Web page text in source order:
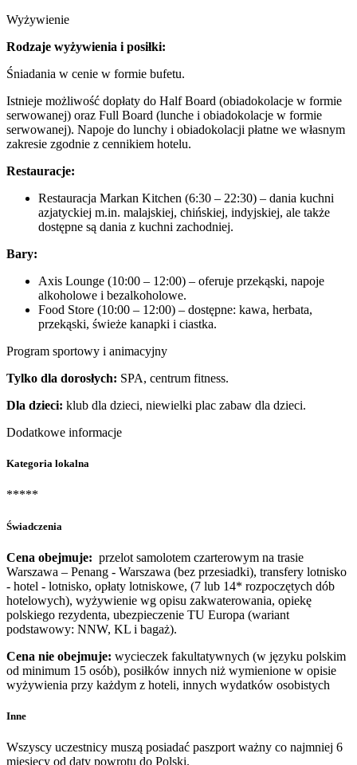
Wyżywienie
Rodzaje wyżywienia i posiłki:
Śniadania w cenie w formie bufetu.
Istnieje możliwość dopłaty do Half Board (obiadokolacje w formie
serwowanej) oraz Full Board (lunche i obiadokolacje w formie
serwowanej). Napoje do lunchy i obiadokolacji płatne we własnym
zakresie zgodnie z cennikiem hotelu.
Restauracje:
Restauracja Markan Kitchen (6:30 – 22:30) – dania kuchni
azjatyckiej m.in. malajskiej, chińskiej, indyjskiej, ale także
dostępne są dania z kuchni zachodniej.
Bary:
Axis Lounge (10:00 – 12:00) – oferuje przekąski, napoje
alkoholowe i bezalkoholowe.
Food Store (10:00 – 12:00) – dostępne: kawa, herbata,
przekąski, świeże kanapki i ciastka.
Program sportowy i animacyjny
Tylko dla dorosłych: SPA, centrum fitness.
Dla dzieci: klub dla dzieci, niewielki plac zabaw dla dzieci.
Dodatkowe informacje
Kategoria lokalna
*****
Świadczenia
Cena obejmuje: przelot samolotem czarterowym na trasie
Warszawa – Penang - Warszawa (bez przesiadki), transfery lotnisko
- hotel - lotnisko, opłaty lotniskowe, (7 lub 14* rozpoczętych dób
hotelowych), wyżywienie wg opisu zakwaterowania, opiekę
polskiego rezydenta, ubezpieczenie TU Europa (wariant
podstawowy: NNW, KL i bagaż).
Cena nie obejmuje: wycieczek fakultatywnych (w języku polskim
od minimum 15 osób), posiłków innych niż wymienione w opisie
wyżywienia przy każdym z hoteli, innych wydatków osobistych
Inne
Wszyscy uczestnicy muszą posiadać paszport ważny co najmniej 6
miesięcy od daty powrotu do Polski.